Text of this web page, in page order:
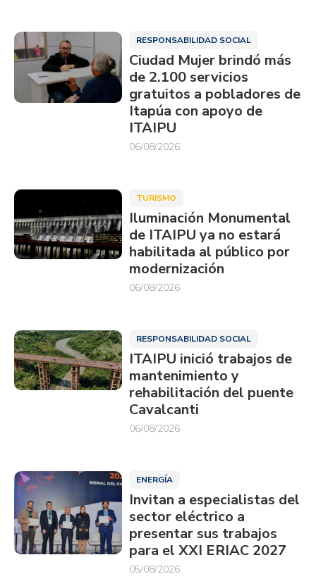
RESPONSABILIDAD SOCIAL
Ciudad Mujer brindó más
de 2.100 servicios
gratuitos a pobladores de
Itapúa con apoyo de
ITAIPU
06/08/2026
TURISMO
Iluminación Monumental
de ITAIPU ya no estará
habilitada al público por
modernización
06/08/2026
RESPONSABILIDAD SOCIAL
ITAIPU inició trabajos de
mantenimiento y
rehabilitación del puente
Cavalcanti
06/08/2026
ENERGÍA
Invitan a especialistas del
sector eléctrico a
presentar sus trabajos
para el XXI ERIAC 2027
05/08/2026